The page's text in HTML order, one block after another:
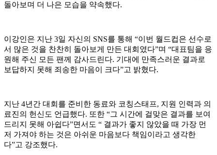
돌아보며 더 나은 모습을 약속했다.
이강인은 지난 3일 자신의 SNS를 통해 “이번 월드컵은 선수로
서 많은 것을 찬찬히 돌아보게 만든 대회였다”며 “대표팀을 응
원해 주신 모든 팬께 감사드린다. 기대에 만족스러운 결과로
보답하지 못해 죄송한 마음이 크다”고 밝혔다.
지난 4년간 대회를 준비한 동료와 코칭스태프, 지원 인력과 의
료진의 헌신도 언급했다. 또한 “그 시간에 걸맞은 결과를 보여
드리지 못해 아쉽다”면서도 “ 결과가 좋지 않았을 때 가장 먼
저 가져야 하는 것은 아쉬운 마음보다 책임이라고 생각한
다”고 강조했다.